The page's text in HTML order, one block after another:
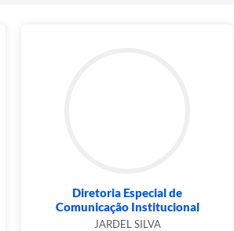
Diretoria Especial de
Comunicação Institucional
JARDEL SILVA